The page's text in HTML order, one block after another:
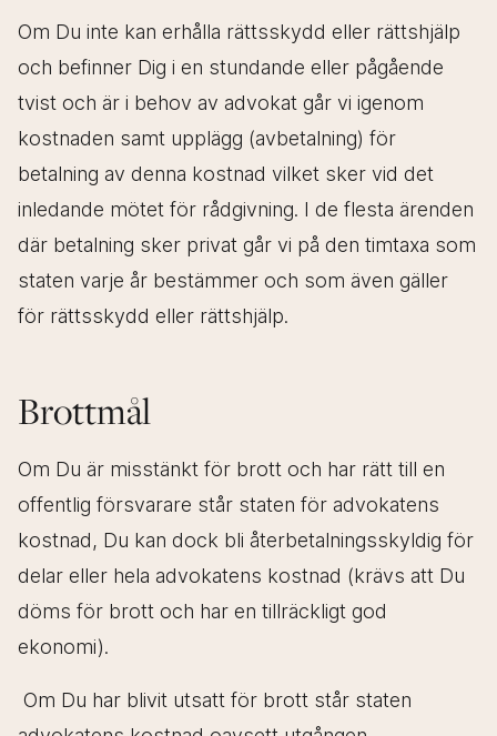
Om Du inte kan erhålla rättsskydd eller rättshjälp
och befinner Dig i en stundande eller pågående
tvist och är i behov av advokat går vi igenom
kostnaden samt upplägg (avbetalning) för
betalning av denna kostnad vilket sker vid det
inledande mötet för rådgivning. I de flesta ärenden
där betalning sker privat går vi på den timtaxa som
staten varje år bestämmer och som även gäller
för rättsskydd eller rättshjälp.
Brottmål
Om Du är misstänkt för brott och har rätt till en
offentlig försvarare står staten för advokatens
kostnad, Du kan dock bli återbetalningsskyldig för
delar eller hela advokatens kostnad (krävs att Du
döms för brott och har en tillräckligt god
ekonomi).
Om Du har blivit utsatt för brott står staten